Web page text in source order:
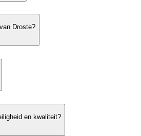
Droste?
en kwaliteit?